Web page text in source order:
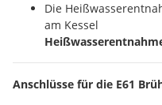
Die
am Kessel
Anschlüsse für die E61